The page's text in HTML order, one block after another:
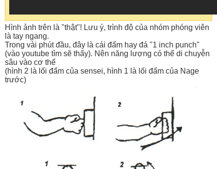
Hình ảnh trên là "thật"! Lưu ý, trình độ của nhóm phóng viên
là tay ngang.
Trong vài phút đầu, đây là cái đấm hay đá "1 inch punch"
(vào youtube tìm sẽ thấy). Nên năng lượng có thể di chuyễn
sâu vào cơ thể
(hình 2 là lối đấm của sensei, hình 1 là lối đấm của Nage
trước)